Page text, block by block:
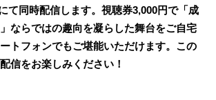
て同時配信します。視聴券3,000円で「成
ならではの趣向を凝らした舞台をご自宅
トフォンでもご堪能いただけます。この
信をお楽しみください！